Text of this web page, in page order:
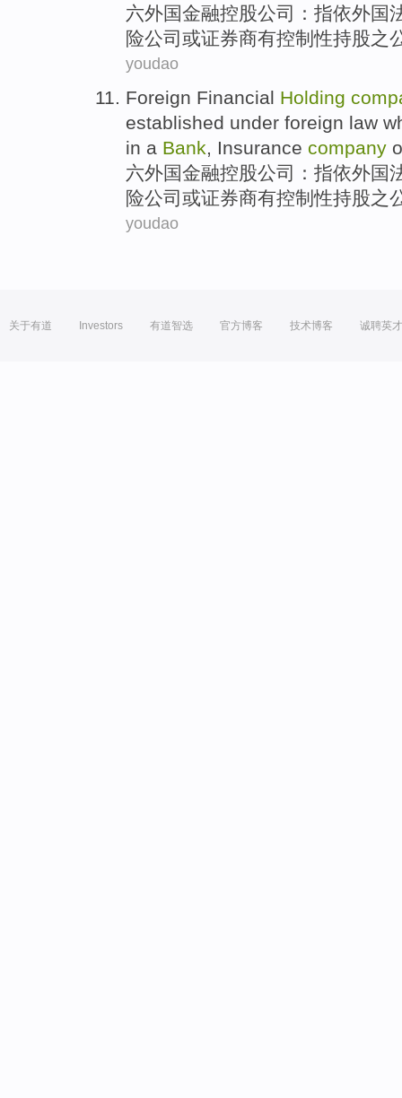
六外国金融控股公司 ： 指依外国
险公司 或证券商有控制性持股之
youdao
Foreign Financial Holding
established under foreign law
in a Bank, Insurance company
六外国金融控股公司 ： 指依外国
险公司 或证券商有控制性持股之
youdao
关于有道 Investors 有道智选 官方博客 技术博客 诚聘英才